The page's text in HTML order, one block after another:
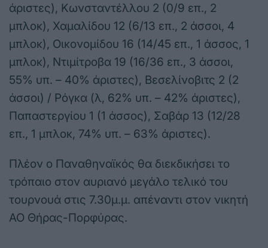
άριστες), Κωνσταντέλλου 2 (0/9 επ., 2
μπλοκ), Χαμαλίδου 12 (6/13 επ., 2 άσσοι, 4
μπλοκ), Οικονομίδου 16 (14/45 επ., 1 άσσος, 1
μπλοκ), Ντιμίτροβα 19 (16/36 επ., 3 άσσοι,
55% υπ. – 40% άριστες), Βεσελίνοβιτς 2 (2
άσσοι) / Ρόγκα (λ, 62% υπ. – 42% άριστες),
Παπαστεργίου 1 (1 άσσος), Σαβάρ 13 (12/28
επ., 1 μπλοκ, 74% υπ. – 63% άριστες).
Πλέον ο Παναθηναϊκός θα διεκδικήσει το
τρόπαιο στον αυριανό μεγάλο τελικό του
τουρνουά στις 7.30μ.μ. απέναντι στον νικητή
ΑΟ Θήρας-Πορφύρας.